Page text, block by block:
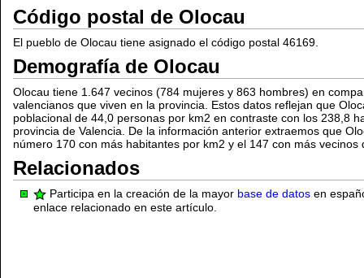
Código postal de Olocau
El pueblo de Olocau tiene asignado el código postal 46169.
Demografía de Olocau
Olocau tiene 1.647 vecinos (784 mujeres y 863 hombres) en
valencianos que viven en la provincia. Estos datos reflejan que
poblacional de 44,0 personas por km2 en contraste con los 238,8
provincia de Valencia. De la información anterior extraemos que
número 170 con más habitantes por km2 y el 147 con más vecinos
Relacionados
Participa en la creación de la mayor base de datos en
enlace relacionado en este artículo.